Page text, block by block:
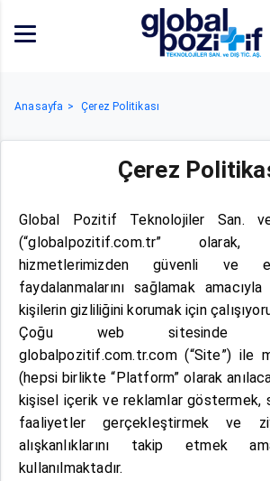
Anasayfa Çerez Politikası
Çerez
Global Pozitif Teknolojiler San.
(“globalpozitif.com.tr” olarak,
hizmetlerimizden güvenli ve
faydalanmalarını sağlamak
kişilerin gizliliğini korumak için
Çoğu web sitesinde
globalpozitif.com.tr.com (“Site”) ile
(hepsi birlikte “Platform” olarak
kişisel içerik ve reklamlar göstermek,
faaliyetler gerçekleştirmek ve
alışkanlıklarını takip etmek
kullanılmaktadır.